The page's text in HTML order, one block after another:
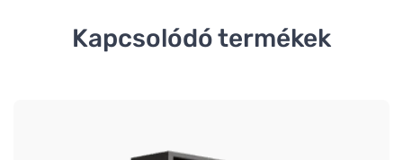
Kapcsolódó termékek